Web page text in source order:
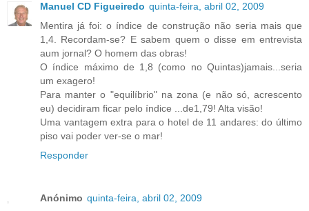
Manuel CD Figueiredo quinta-feira, abril 02, 2009
Mentira já foi: o índice de construção não seria mais que
1,4. Recordam-se? E sabem quem o disse em entrevista
aum jornal? O homem das obras!
O índice máximo de 1,8 (como no Quintas)jamais...seria
um exagero!
Para manter o "equilíbrio" na zona (e não só, acrescento
eu) decidiram ficar pelo índice ...de1,79! Alta visão!
Uma vantagem extra para o hotel de 11 andares: do último
piso vai poder ver-se o mar!
Responder
Anónimo quinta-feira, abril 02, 2009